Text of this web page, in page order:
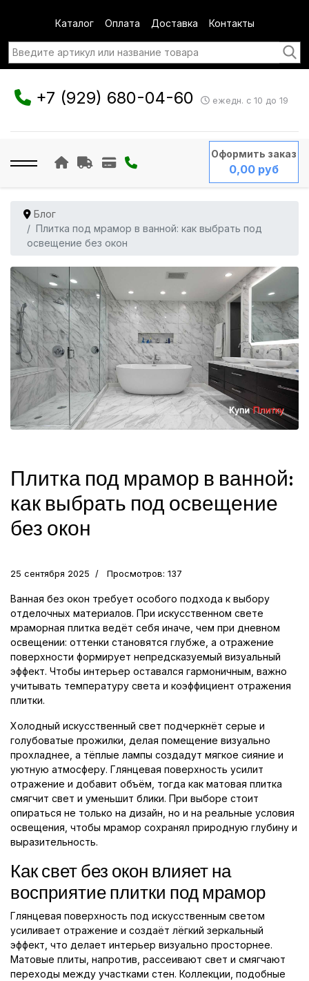
Каталог Оплата Доставка Контакты
+7 (929) 680-04-60 ежедн. с 10 до 19
Оформить заказ
0,00 руб
Блог
Плитка под мрамор в ванной: как выбрать под
освещение без окон
Плитка под мрамор в ванной:
как выбрать под освещение
без окон
25 сентября 2025 Просмотров: 137
Ванная без окон требует особого подхода к выбору
отделочных материалов. При искусственном свете
мраморная плитка ведёт себя иначе, чем при дневном
освещении: оттенки становятся глубже, а отражение
поверхности формирует непредсказуемый визуальный
эффект. Чтобы интерьер оставался гармоничным, важно
учитывать температуру света и коэффициент отражения
плитки.
Холодный искусственный свет подчеркнёт серые и
голубоватые прожилки, делая помещение визуально
прохладнее, а тёплые лампы создадут мягкое сияние и
уютную атмосферу. Глянцевая поверхность усилит
отражение и добавит объём, тогда как матовая плитка
смягчит свет и уменьшит блики. При выборе стоит
опираться не только на дизайн, но и на реальные условия
освещения, чтобы мрамор сохранял природную глубину и
выразительность.
Как свет без окон влияет на
восприятие плитки под мрамор
Глянцевая поверхность под искусственным светом
усиливает отражение и создаёт лёгкий зеркальный
эффект, что делает интерьер визуально просторнее.
Матовые плиты, напротив, рассеивают свет и смягчают
переходы между участками стен. Коллекции, подобные